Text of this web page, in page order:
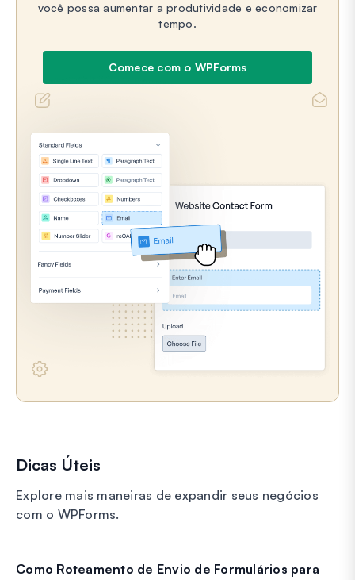
você possa aumentar a produtividade e economizar
tempo.
Comece com o WPForms
Dicas Úteis
Explore mais maneiras de expandir seus negócios
com o WPForms.
Como Roteamento de Envio de Formulários para